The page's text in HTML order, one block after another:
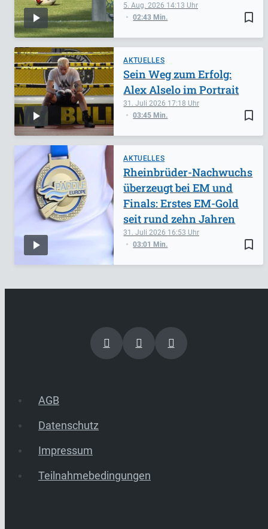
bookmark_border
5. Aug. 2026 14:13
02:43 Min.
AKTUELLES
bookmark_border
31. Juli 2026 17:18
03:45 Min.
Sein Weg zum Erfolg:
Alex Alselo im Portrait
AKTUELLES
bookmark_border
31. Juli 2026 16:53
03:01 Min.
Rheinbrüder-Nachwuchs
überzeugt bei EM und
Finals: Erstes EM-Gold
seit rund zehn Jahren
AGB
Datenschutz
Impressum
Teilnahmebedingungen